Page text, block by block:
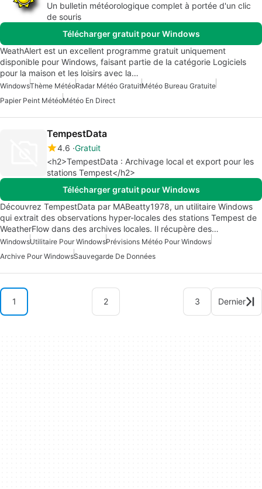
Un bulletin météorologique complet à portée d'un clic
de souris
Télécharger gratuit pour Windows
WeathAlert est un excellent programme gratuit uniquement
disponible pour Windows, faisant partie de la catégorie Logiciels
pour la maison et les loisirs avec la…
WindowsThème MétéoRadar Météo GratuitMétéo Bureau Gratuite
Papier Peint MétéoMétéo En Direct
TempestData
4.6 Gratuit
<h2>TempestData : Archivage local et export pour les
stations Tempest</h2>
Télécharger gratuit pour Windows
Découvrez TempestData par MABeatty1978, un utilitaire Windows
qui extrait des observations hyper-locales des stations Tempest de
WeatherFlow dans des archives locales. Il récupère des…
WindowsUtilitaire Pour WindowsPrévisions Météo Pour Windows
Archive Pour WindowsSauvegarde De Données
1 2 3 Dernier